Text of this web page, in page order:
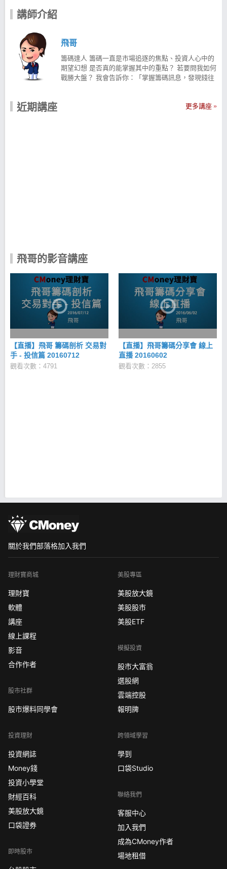
講師介紹
飛哥
籌碼達人 籌碼一直是市場追逐的焦點、投資人心中的
期望幻想 是否真的能掌握其中的重點？ 若要問我如何
戰勝大盤？ 我會告訴你：「掌握籌碼訊息，發現錢往
析，提高股市獲勝機會 學歷： 文化大學企業管學系
近期講座 更多講座
飛哥的影音講座
【直播】飛哥 籌碼剖析 交易對
手 - 投信篇 20160712
觀看次數：4791
【直播】飛哥籌碼分享會 線上
直播 20160602
觀看次數：2855
關於我們部落格加入我們
理財寶商城
理財寶
軟體
講座
線上課程
影音
合作作者
股市社群
股市爆料同學會
投資理財
投資網誌
Money錢
投資小學堂
財經百科
美股放大鏡
口袋證券
即時股市
美股專區
美股放大鏡
美股股市
美股ETF
模擬投資
股市大富翁
選股網
雲端控股
報明牌
跨領域學習
學到
口袋Studio
聯絡我們
客服中心
加入我們
成為CMoney作者
場地租借